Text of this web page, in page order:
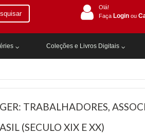
Olá!
Faça Login ou
Coleções e Livros Digitais
TRABALHADORES,
(SECULO XIX E XX)